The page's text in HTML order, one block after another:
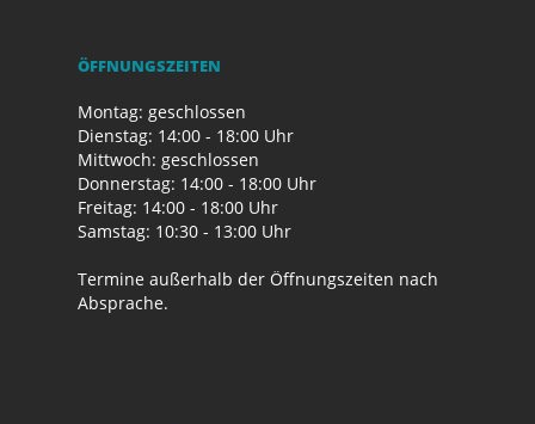
ÖFFNUNGSZEITEN
Montag: geschlossen
Dienstag: 14:00 - 18:00 Uhr
Mittwoch: geschlossen
Donnerstag: 14:00 - 18:00 Uhr
Freitag: 14:00 - 18:00 Uhr
Samstag: 10:30 - 13:00 Uhr
Termine außerhalb der Öffnungszeiten nach
Absprache.